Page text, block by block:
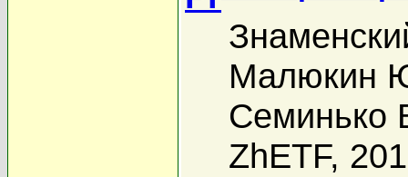
Малюкин
Семинько
ZhETF,